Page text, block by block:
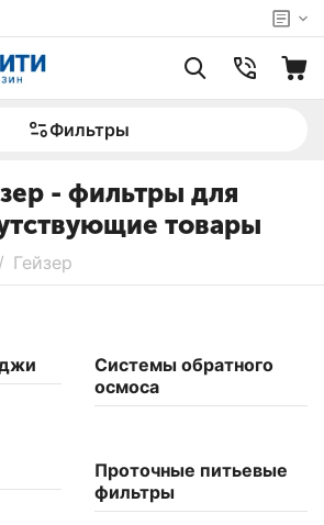
Фильтры
- фильтры для
товары
/ Гейзер
Системы обратного
осмоса
Проточные питьевые
фильтры